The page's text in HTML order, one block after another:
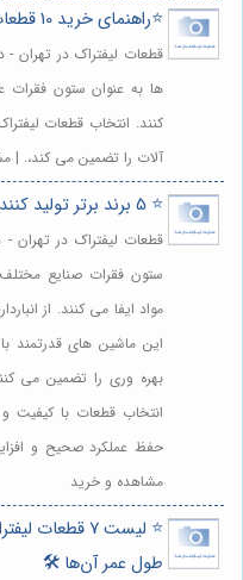
⭐️راهنمای خرید 10 قطعات لیفتراک برای افزایش بهره‌وری ⚙️
قطعات لیفتراک در تهران -
ها به عنوان ستون فقرات
کنند. انتخاب قطعات
آلات را تضمین می کند،. |
⭐️ 5 برند برتر تولید کننده قطعات لیفتراک در ایران 🏢
قطعات لیفتراک در تهران -
ستون فقرات صنایع
مواد ایفا می کنند. از
این ماشین های قدرتمند با
بهره وری را تضمین می
انتخاب قطعات با کیفیت و
حفظ عملکرد صحیح و
مشاهده و خرید
⭐️ لیست 7
طول عمر آن‌ها 🛠️